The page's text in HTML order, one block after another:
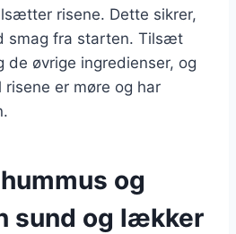
risene. Dette sikrer,
smag fra starten. Tilsæt
de øvrige ingredienser, og
er møre og har
og
sund og lækker